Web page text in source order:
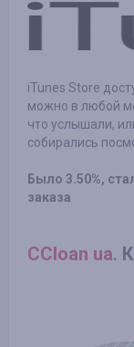
iTunes Store
можно в любой
что услышали,
собирались
Было 3.50%,
заказа
CCloan ua.